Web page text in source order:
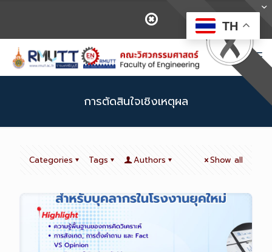
การตัดสินใจเชิงเหตุผล
Categories Tags Authors Show all
TH